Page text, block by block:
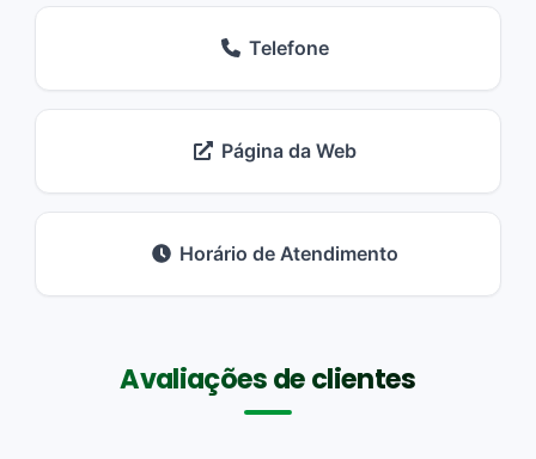
Telefone
Página da Web
Horário de Atendimento
Avaliações de clientes